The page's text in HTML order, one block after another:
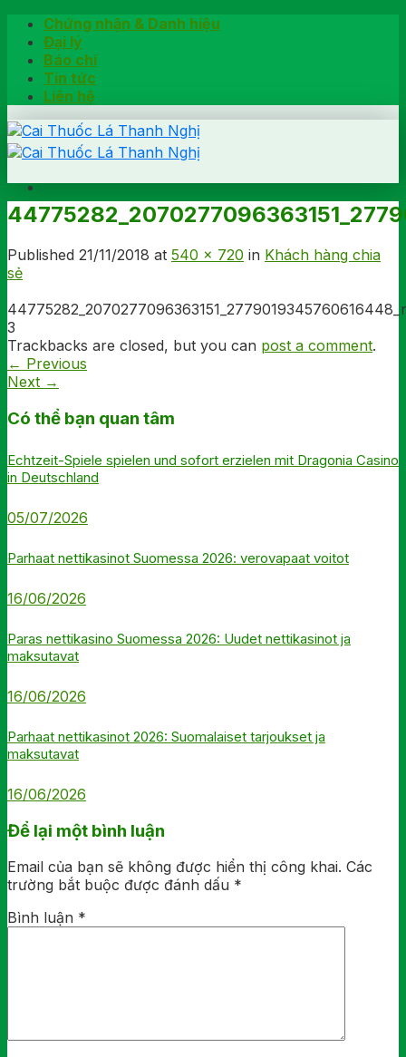
Skip
content
Chứng nhận & Danh hiệu
Đại lý
Báo chí
Tin tức
Liên hệ
Trang chủ
Khách hàng chia sẻ
Published 21/11/2018 at 540 × 720 in Khách hàng chia
sẻ
3
Trackbacks are closed, but you can post a comment.
← Previous
Next →
Có thể bạn quan tâm
Echtzeit-Spiele spielen und sofort erzielen mit Dragonia Casino
in Deutschland
05/07/2026
Parhaat nettikasinot Suomessa 2026: verovapaat voitot
16/06/2026
Paras nettikasino Suomessa 2026: Uudet nettikasinot ja
maksutavat
16/06/2026
Parhaat nettikasinot 2026: Suomalaiset tarjoukset ja
maksutavat
16/06/2026
Để lại một bình luận
Email của bạn sẽ không được hiển thị công khai. Các
trường bắt buộc được đánh dấu *
Bình luận *